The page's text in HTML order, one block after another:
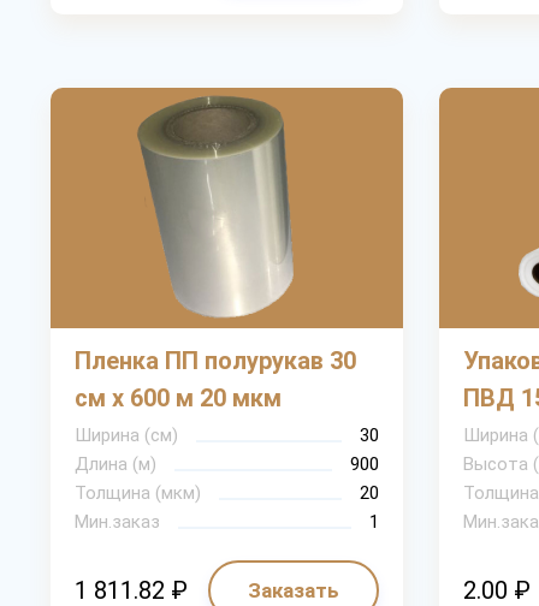
Пленка ПП полурукав 30
см х 600 м 20 мкм
Ширина (см)
30
Длина (м)
900
Толщина (мкм)
20
Мин.заказ
1
1 811.82 ₽ Заказать
ПВД
Ширина
Высота
2.00 ₽